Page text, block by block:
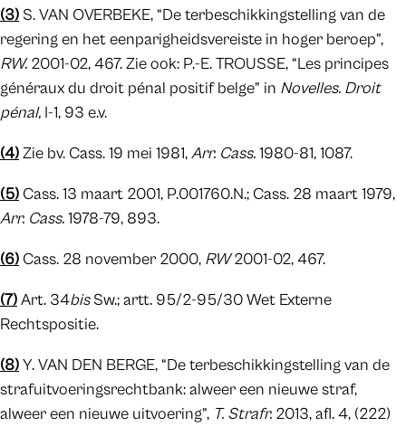
(3) S. VAN OVERBEKE, “De terbeschikkingstelling van de
regering en het eenparigheidsvereiste in hoger beroep”,
RW.2001-02, 467. Zie ook: P.-E. TROUSSE, “Les principes
généraux du droit pénal positif belge” in Novelles. Droit
pénal, I-1, 93 e.v.
(4)Zie bv. Cass. 19 mei 1981,Arr. Cass.1980-81, 1087.
(5) Cass. 13 maart 2001, P.001760.N.; Cass. 28 maart 1979,
Arr. Cass.1978-79, 893.
(6) Cass. 28 november 2000, RW2001-02, 467.
(7)Art. 34bisSw.; artt. 95/2-95/30 Wet Externe
Rechtspositie.
(8)Y. VAN DEN BERGE, “De terbeschikkingstelling van de
strafuitvoeringsrechtbank: alweer een nieuwe straf,
alweer een nieuwe uitvoering”, T. Strafr. 2013, afl. 4, (222)